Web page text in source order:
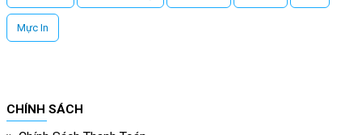
Mực In
CHÍNH SÁCH